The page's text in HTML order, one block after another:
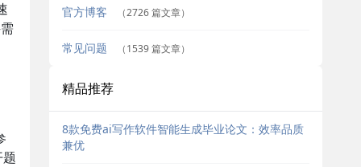
官方博客 （2726 篇文章）
常见问题 （1539 篇文章）
精品推荐
8款免费ai写作软件智能生成毕业论文：效率品质
兼优